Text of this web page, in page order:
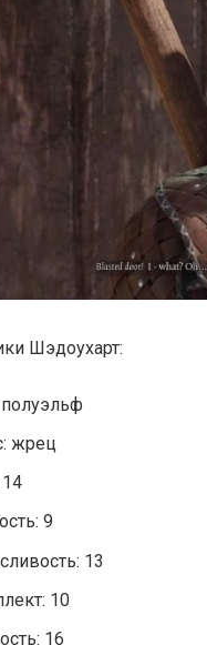
Шэдоухарт:
жрец
9
13
10
16